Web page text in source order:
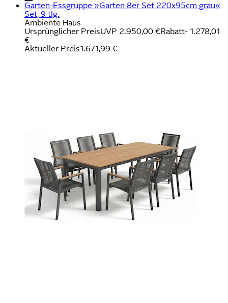
Garten-Essgruppe »Garten 8er Set 220x95cm grau«
Set, 9 tlg.
Ambiente Haus
Ursprünglicher PreisUVP 2.950,00 €Rabatt- 1.278,01
€
Aktueller Preis1.671,99 €